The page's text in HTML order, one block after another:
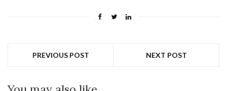
PREVIOUS POST NEXT POST